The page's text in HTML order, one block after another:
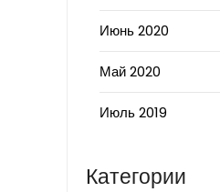
Июнь 2020
Май 2020
Июль 2019
Категории